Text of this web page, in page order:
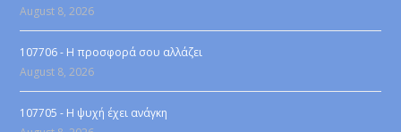
August 8, 2026
107706 - Η προσφορά σου αλλάζει
August 8, 2026
107705 - Η ψυχή έχει ανάγκη